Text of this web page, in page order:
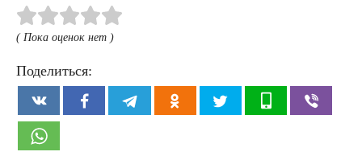
( Пока оценок нет )
Поделиться: